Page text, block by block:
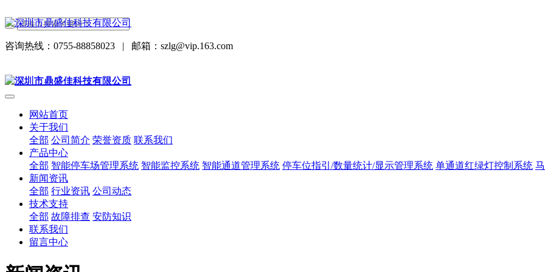
咨询热线：0755-88858023 | 邮箱：szlg@vip.163.com
网站首页
关于我们
全部 公司简介 荣誉资质 联系我们
产品中心
全部 智能停车场管理系统 智能监控系统 智能通道管理系统 停车位指引/数量统计/显示管理系统 单通道红绿灯控制系统
新闻资讯
全部 行业资讯 公司动态
技术支持
全部 故障排查 安防知识
联系我们
留言中心